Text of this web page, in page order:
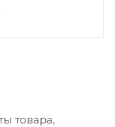
товара,